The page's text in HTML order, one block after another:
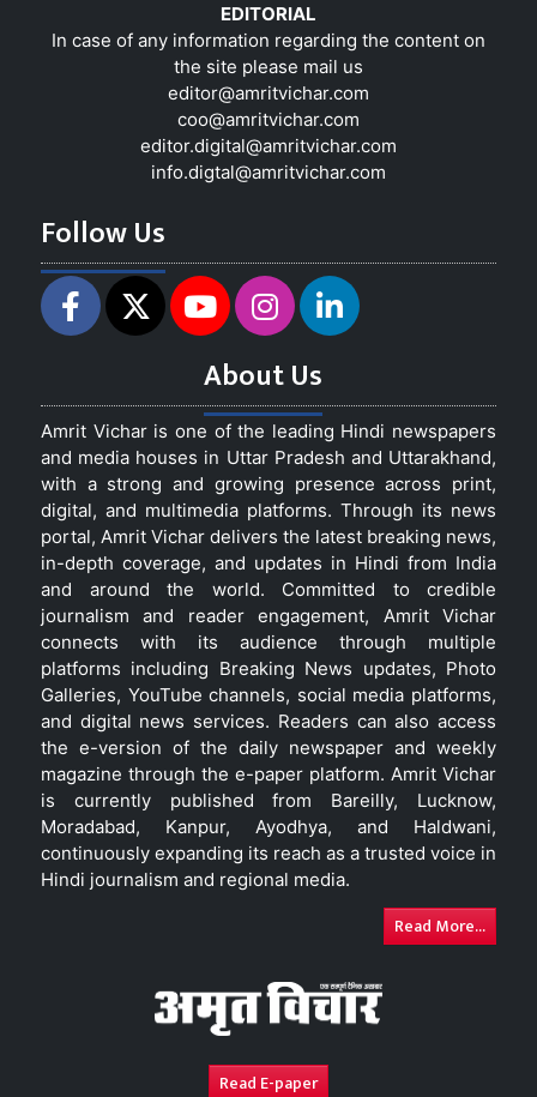
EDITORIAL
In case of any information regarding the content on
the site please mail us
editor@amritvichar.com
coo@amritvichar.com
editor.digital@amritvichar.com
info.digtal@amritvichar.com
Follow Us
About Us
Amrit Vichar is one of the leading Hindi newspapers
and media houses in Uttar Pradesh and Uttarakhand,
with a strong and growing presence across print,
digital, and multimedia platforms. Through its news
portal, Amrit Vichar delivers the latest breaking news,
in-depth coverage, and updates in Hindi from India
and around the world. Committed to credible
journalism and reader engagement, Amrit Vichar
connects with its audience through multiple
platforms including Breaking News updates, Photo
Galleries, YouTube channels, social media platforms,
and digital news services. Readers can also access
the e-version of the daily newspaper and weekly
magazine through the e-paper platform. Amrit Vichar
is currently published from Bareilly, Lucknow,
Moradabad, Kanpur, Ayodhya, and Haldwani,
continuously expanding its reach as a trusted voice in
Hindi journalism and regional media.
Read More...
Read E-paper